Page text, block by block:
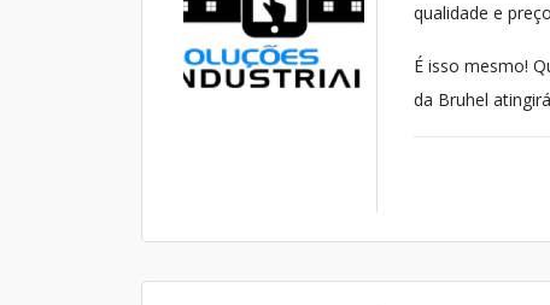
qualidade e
É isso mesmo!
da Bruhel